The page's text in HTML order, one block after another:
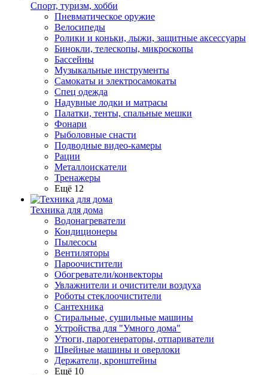
Спорт, туризм, хобби
Пневматическое оружие
Велосипеды
Ролики и коньки, лыжи, защитные аксессуары
Бинокли, телескопы, микроскопы
Бассейны
Музыкальные инструменты
Самокаты и электросамокаты
Спец одежда
Надувные лодки и матрасы
Палатки, тенты, спальные мешки
Фонари
Рыболовные снасти
Подводные видео-камеры
Рации
Металлоискатели
Тренажеры
Ещё 12
Техника для дома
Водонагреватели
Кондиционеры
Пылесосы
Вентиляторы
Пароочистители
Обогреватели/конвекторы
Увлажнители и очистители воздуха
Роботы стеклоочистители
Сантехника
Стиральные, сушильные машины
Устройства для "Умного дома"
Утюги, парогенераторы, отпариватели
Швейные машины и оверлоки
Держатели, кронштейны
Ещё 10